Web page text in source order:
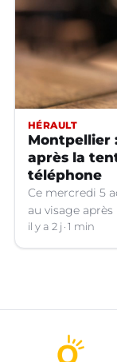
HÉRAULT
Montpellier
après la
téléphone
Ce mercredi 5
au visage
téléphone
il y a 2 j 1 min